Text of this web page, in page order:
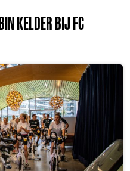
KELDER BIJ FC